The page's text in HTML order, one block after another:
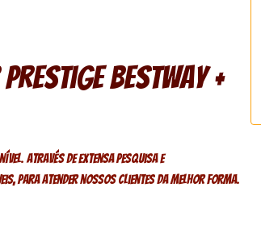
Bestway +
Através de extensa pesquisa e
para atender nossos clientes da melhor forma.